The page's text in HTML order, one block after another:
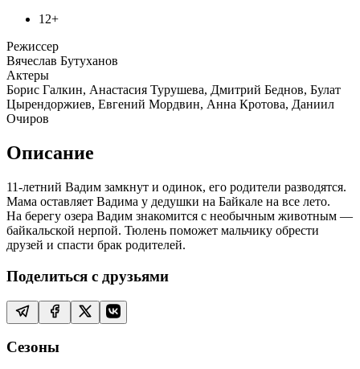
12+
Режиссер
Вячеслав Бутуханов
Актеры
Борис Галкин, Анастасия Турушева, Дмитрий Беднов, Булат
Цырендоржиев, Евгений Мордвин, Анна Кротова, Даниил
Очиров
Описание
11-летний Вадим замкнут и одинок, его родители разводятся.
Мама оставляет Вадима у дедушки на Байкале на все лето.
На берегу озера Вадим знакомится с необычным животным —
байкальской нерпой. Тюлень поможет мальчику обрести
друзей и спасти брак родителей.
Поделиться с друзьями
Сезоны